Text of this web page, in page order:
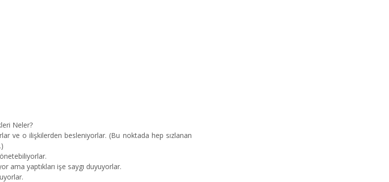
Neler?
ve o ilişkilerden besleniyorlar. (Bu noktada hep sızlanan
ama yaptıkları işe saygı duyuyorlar.